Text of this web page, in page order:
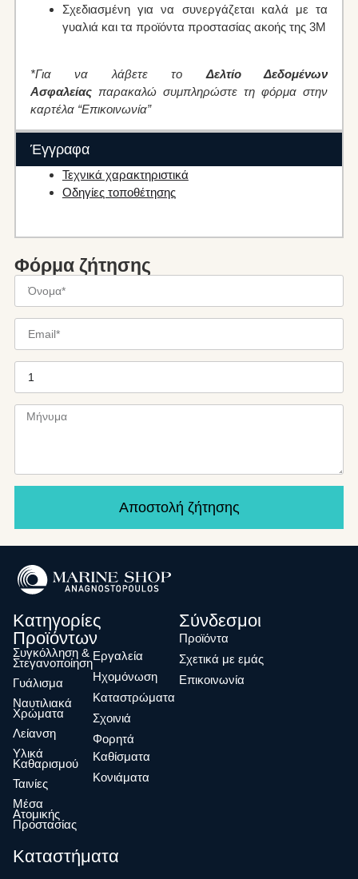
Σχεδιασμένη για να συνεργάζεται καλά με τα
γυαλιά και τα προϊόντα προστασίας ακοής της 3Μ
*Για να λάβετε τοΔελτίο Δεδομένων
Ασφαλείαςπαρακαλώ συμπληρώστε τη φόρμα στην
καρτέλα “Επικοινωνία”
Έγγραφα
Τεχνικά χαρακτηριστικά
Οδηγίες τοποθέτησης
Φόρμα ζήτησης
Αποστολή ζήτησης
Κατηγορίες
Προϊόντων
Συγκόλληση &
Στεγανοποίηση
Γυάλισμα
Ναυτιλιακά
Χρώματα
Λείανση
Υλικά
Καθαρισμού
Ταινίες
Μέσα
Ατομικής
Προστασίας
Eργαλεία
Ηχομόνωση
Καταστρώματα
Σχοινιά
Φορητά
Καθίσματα
Κονιάματα
Σύνδεσμοι
Προϊόντα
Σχετικά με εμάς
Επικοινωνία
Καταστήματα